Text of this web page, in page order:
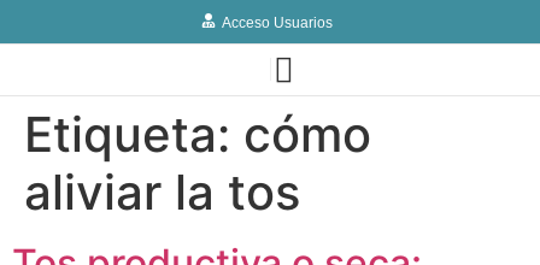
Acceso Usuarios
Etiqueta: cómo
aliviar la tos